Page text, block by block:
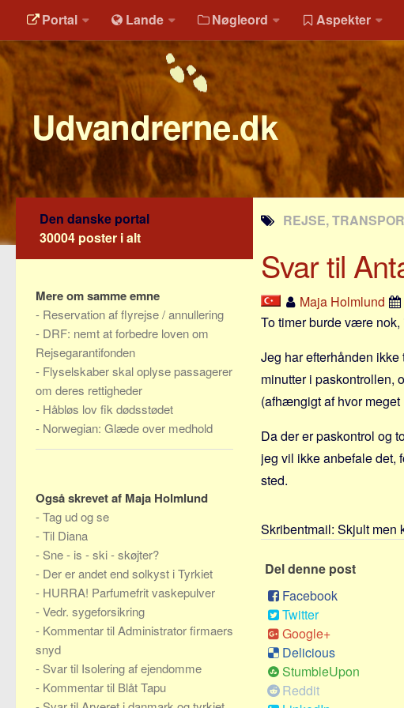
Portal Lande Nøgleord Aspekter
Udvandrerne.dk
REJSE,
Svar til
Maja Holmlund
To timer burde være
Jeg har efterhånden
minutter i paskontrollen,
(afhængigt af hvor
Da der er paskontrol og
jeg vil ikke anbefale det,
sted.
Skribentmail: Skjult men
Del denne post
Facebook
Twitter
Google+
Delicious
StumbleUpon
Reddit
Den danske portal
30004 poster i alt
Mere om samme emne
- Reservation af flyrejse / annullering
- DRF: nemt at forbedre loven om
Rejsegarantifonden
- Flyselskaber skal oplyse passagerer
om deres rettigheder
- Håbløs lov fik dødsstødet
- Norwegian: Glæde over medhold
Også skrevet af Maja Holmlund
-Tag ud og se
-Til Diana
- Sne - is - ski - skøjter?
- Der er andet end solkyst i Tyrkiet
- HURRA! Parfumefrit vaskepulver
-Vedr. sygeforsikring
- Kommentar til Administrator firmaers
snyd
- Svar til Isolering af ejendomme
- Kommentar til Blåt Tapu